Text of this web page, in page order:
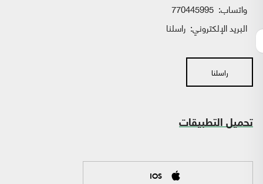
واتساب:
البريد الإلكتروني: راسلنا
راسلنا
تحميل التطبيقات
IOS